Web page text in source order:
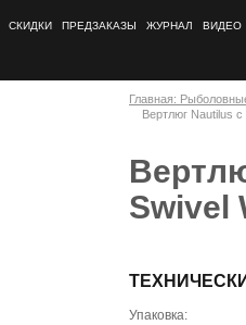
СКИДКИ ПРЕДЗАКАЗЫ ЖУРНАЛ ВИДЕО
Главная:
Вертлюг Nautilus
Swivel
Упаковка: